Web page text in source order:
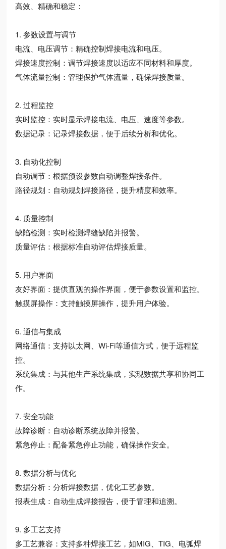
高效、精确和稳定：
1. 参数设置与调节
电流、电压调节：精确控制焊接电流和电压。
焊接速度控制：调节焊接速度以适应不同材料和厚度。
气体流量控制：管理保护气体流量，确保焊接质量。
2. 过程监控
实时监控：实时显示焊接电流、电压、速度等参数。
数据记录：记录焊接数据，便于后续分析和优化。
3. 自动化控制
自动调节：根据预设参数自动调整焊接条件。
路径规划：自动规划焊接路径，提升精度和效率。
4. 质量控制
缺陷检测：实时检测焊缝缺陷并报警。
质量评估：根据标准自动评估焊接质量。
5. 用户界面
友好界面：提供直观的操作界面，便于参数设置和监控。
触摸屏操作：支持触摸屏操作，提升用户体验。
6. 通信与集成
网络通信：支持以太网、Wi-Fi等通信方式，便于远程监
控。
系统集成：与其他生产系统集成，实现数据共享和协同工
作。
7. 安全功能
故障诊断：自动诊断系统故障并报警。
紧急停止：配备紧急停止功能，确保操作安全。
8. 数据分析与优化
数据分析：分析焊接数据，优化工艺参数。
报表生成：自动生成焊接报告，便于管理和追溯。
9. 多工艺支持
多工艺兼容：支持多种焊接工艺，如MIG、TIG、电弧焊